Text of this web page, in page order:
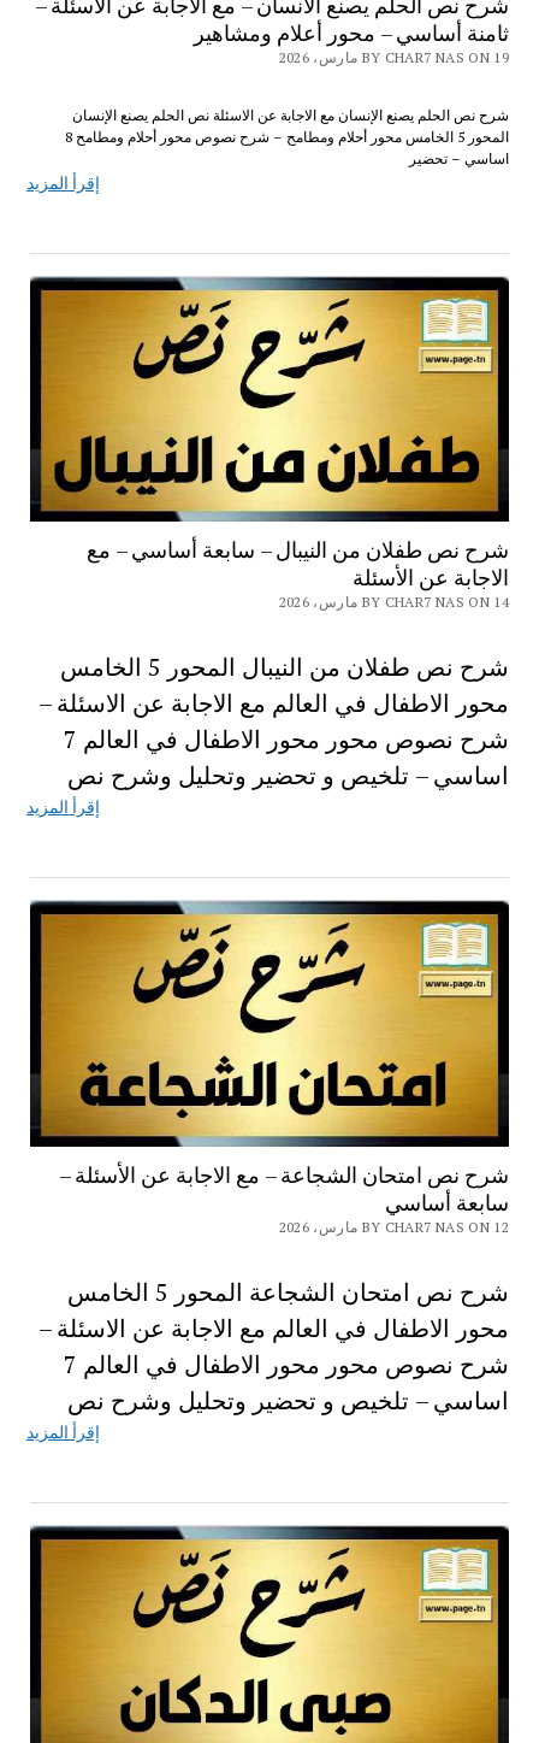
ثامنة أساسي – محور أعلام ومشاهير
BY CHAR7 NAS ON 19 مارس، 2026
شرح نص الحلم يصنع الإنسان مع الاجابة عن الاسئلة نص الحلم يصنع الإنسان
المحور 5 الخامس محور أحلام ومطامح – شرح نصوص محور أحلام ومطامح 8
اساسي – تحضير
إقرأ المزيد
شرح نص طفلان من النيبال – سابعة أساسي – مع
الاجابة عن الأسئلة
BY CHAR7 NAS ON 14 مارس، 2026
شرح نص طفلان من النيبال المحور 5 الخامس
محور الاطفال في العالم مع الاجابة عن الاسئلة –
شرح نصوص محور محور الاطفال في العالم 7
اساسي – تلخيص و تحضير وتحليل وشرح نص
إقرأ المزيد
شرح نص امتحان الشجاعة – مع الاجابة عن الأسئلة –
سابعة أساسي
BY CHAR7 NAS ON 12 مارس، 2026
شرح نص امتحان الشجاعة المحور 5 الخامس
محور الاطفال في العالم مع الاجابة عن الاسئلة –
شرح نصوص محور محور الاطفال في العالم 7
اساسي – تلخيص و تحضير وتحليل وشرح نص
إقرأ المزيد